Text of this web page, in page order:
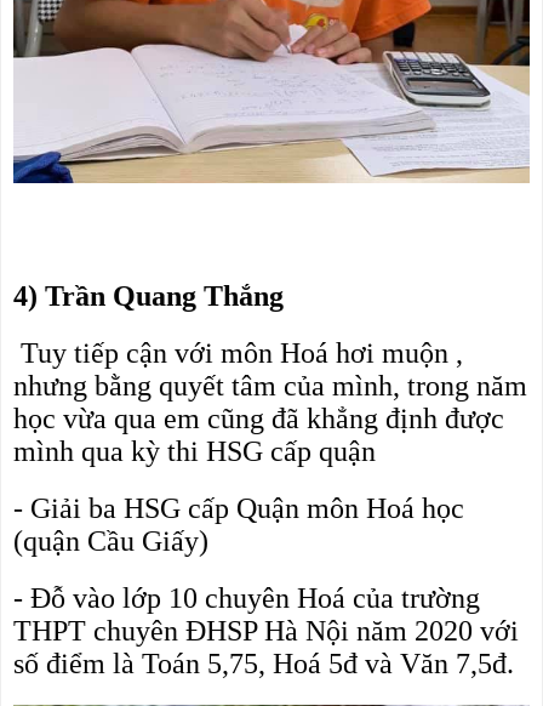
4) Trần Quang Thắng
nhưng bằng quyết tâm của mình, trong năm
học vừa qua em cũng đã khẳng định được
mình qua kỳ thi HSG cấp quận
- Giải ba HSG cấp Quận môn Hoá học
(quận Cầu Giấy)
- Đỗ vào lớp 10 chuyên Hoá của trường
THPT chuyên ĐHSP Hà Nội năm 2020 với
số điểm là Toán 5,75, Hoá 5đ và Văn 7,5đ.